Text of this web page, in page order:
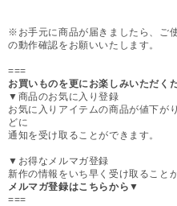
※お手元に商品が届きましたら、ご
の動作確認をお願いいたします。
===
お買いものを更にお楽しみいただく
▼商品のお気に入り登録
お気に入りアイテムの商品が値下が
どに
通知を受け取ることができます。
▼お得なメルマガ登録
新作の情報をいち早く受け取ること
メルマガ登録はこちらから▼
===